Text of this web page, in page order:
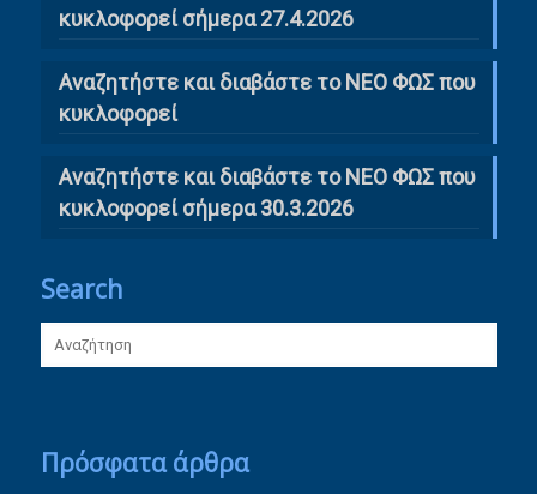
κυκλοφορεί σήμερα 27.4.2026
Αναζητήστε και διαβάστε το ΝΕΟ ΦΩΣ που
κυκλοφορεί
Αναζητήστε και διαβάστε το ΝΕΟ ΦΩΣ που
κυκλοφορεί σήμερα 30.3.2026
Search
Πρόσφατα άρθρα